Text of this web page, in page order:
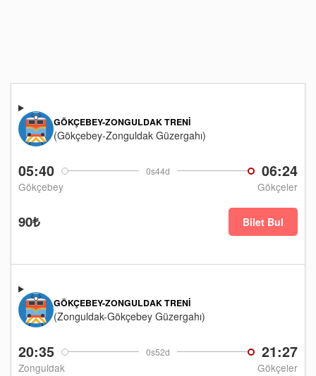
05:40 0s44d 06:24
Gökçebey Gökçeler
GÖKÇEBEY-ZONGULDAK TRENI
(Gökçebey-Zonguldak Güzergahı)
90₺ Bilet Bul
20:35 0s52d 21:27
Zonguldak Gökçeler
GÖKÇEBEY-ZONGULDAK TRENI
(Zonguldak-Gökçebey Güzergahı)